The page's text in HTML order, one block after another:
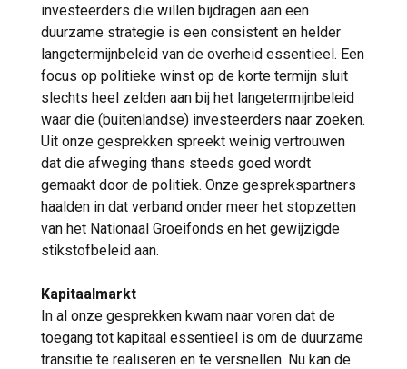
investeerders die willen bijdragen aan een
duurzame strategie is een consistent en helder
langetermijnbeleid van de overheid essentieel. Een
focus op politieke winst op de korte termijn sluit
slechts heel zelden aan bij het langetermijnbeleid
waar die (buitenlandse) investeerders naar zoeken.
Uit onze gesprekken spreekt weinig vertrouwen
dat die afweging thans steeds goed wordt
gemaakt door de politiek. Onze gesprekspartners
haalden in dat verband onder meer het stopzetten
van het Nationaal Groeifonds en het gewijzigde
stikstofbeleid aan.
Kapitaalmarkt
In al onze gesprekken kwam naar voren dat de
toegang tot kapitaal essentieel is om de duurzame
transitie te realiseren en te versnellen. Nu kan de